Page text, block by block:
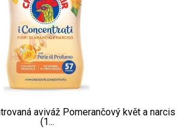
aviváž Pomerančový květ a narcis
(1...